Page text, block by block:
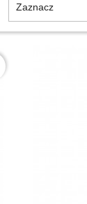
Zaznacz